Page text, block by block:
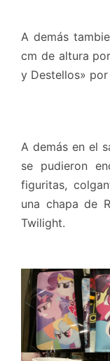
A demás
cm de altura
y Destellos»
A demás en el
se pudieron
figuritas,
una chapa de
Twilight.